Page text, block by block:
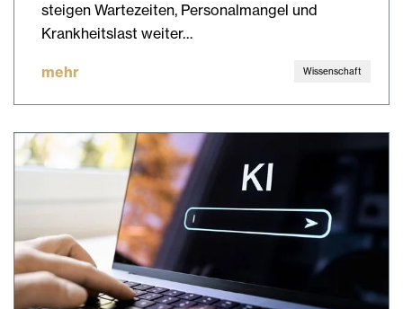
steigen Wartezeiten, Personalmangel und
Krankheitslast weiter…
mehr Wissenschaft